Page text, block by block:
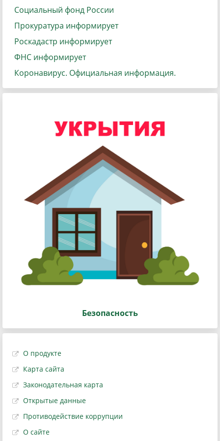
Социальный фонд России
Прокуратура информирует
Роскадастр информирует
ФНС информирует
Коронавирус. Официальная информация.
Безопасность
О продукте
Карта сайта
Законодательная карта
Открытые данные
Противодействие коррупции
О сайте